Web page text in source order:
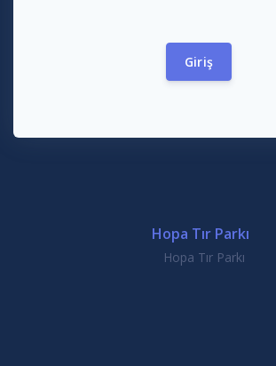
Hopa Tır Parkı
Hopa Tır Parkı